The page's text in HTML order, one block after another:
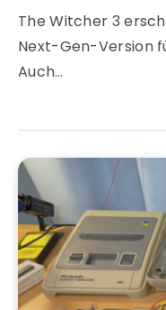
The Witcher 3
Next-Gen-Version
Auch…